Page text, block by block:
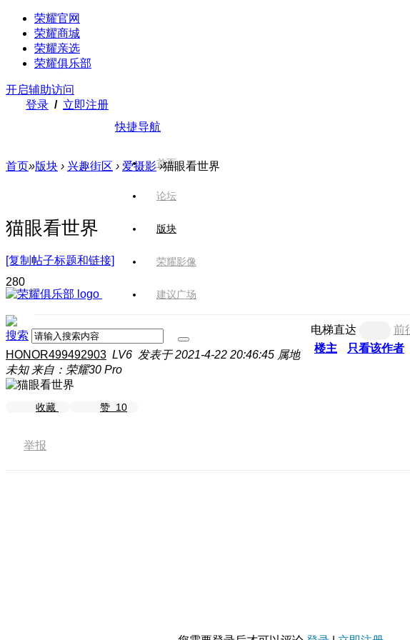
荣耀官网
荣耀商城
荣耀亲选
荣耀俱乐部
开启辅助访问
登录 / 立即注册
快捷导航
首页
论坛
版块
荣耀影像
建议广场
搜索
首页»版块 › 兴趣街区 › 爱摄影 ›猫眼看世界
猫眼看世界
[复制帖子标题和链接]
280
电梯直达
前
楼主
只看该作者
HONOR499492903 LV6 发表于 2021-4-22 20:46:45 属地
未知 来自：荣耀30 Pro
收藏 赞 10
举报